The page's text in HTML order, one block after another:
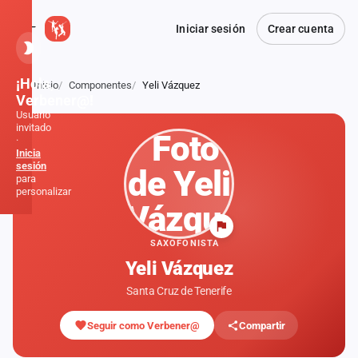
Iniciar sesión Crear cuenta
Atrás
Inicio Componentes Yeli Vázquez
SAXOFONISTA
Yeli Vázquez
Santa Cruz de Tenerife
Seguir como Verbener@ Compartir
¡Hola,
Verbener@!
Usuario
invitado
·
Inicia
sesión
para
personalizar
Formaciones